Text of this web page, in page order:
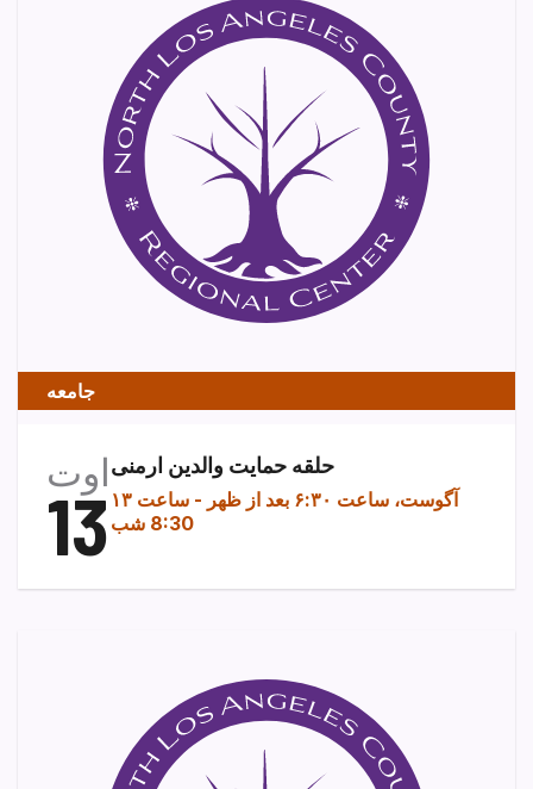
جامعه
اوت
13
حلقه حمایت والدین ارمنی
۱۳ آگوست، ساعت ۶:۳۰ بعد از ظهر - ساعت
8:30 شب